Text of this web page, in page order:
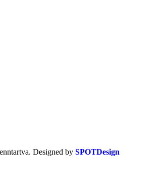
Designed by SPOTDesign